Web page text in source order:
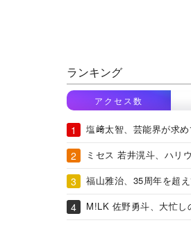
ランキング
アクセス数
塩﨑太智、芸能界が求め
ミセス 若井滉斗、ハリ
福山雅治、35周年を超
M!LK 佐野勇斗、大忙し